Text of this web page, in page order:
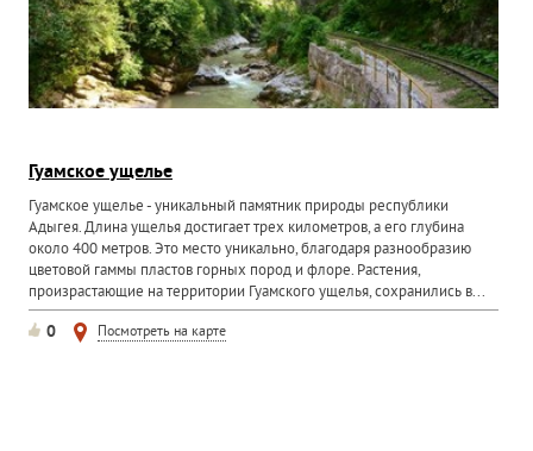
Гуамское ущелье
Гуамское ущелье - уникальный памятник природы республики
Адыгея. Длина ущелья достигает трех километров, а его глубина
около 400 метров. Это место уникально, благодаря разнообразию
цветовой гаммы пластов горных пород и флоре. Растения,
произрастающие на территории Гуамского ущелья, сохранились в...
0 Посмотреть на карте